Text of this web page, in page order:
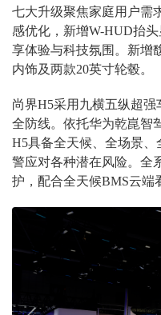
七大升级聚焦家庭用户需
感优化，新增W-HUD抬
享体验与科技氛围。新增
内饰及两款20英寸轮毂。
尚界H5采用九横五纵超
全防线。依托华为乾崑智
H5具备全天候、全场景
警应对各种潜在风险。全
护，配合全天候BMS云端